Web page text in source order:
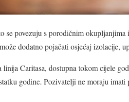
se povezuju s porodičnim okupljanjima
dodatno pojačati osjećaj izolacije,
Caritasa, dostupna tokom cijele
godine. Pozivatelji ne moraju